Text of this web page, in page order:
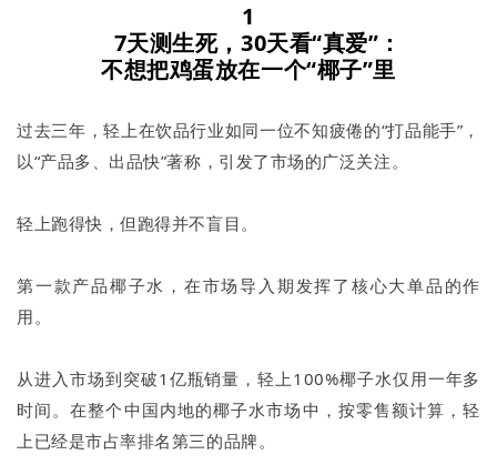
1
7天测生死，30天看“真爱”：
不想把鸡蛋放在一个“椰子”里
过去三年，轻上在饮品行业如同一位不知疲倦的“打品能手”，
以“产品多、出品快”著称，引发了市场的广泛关注。
轻上跑得快，但跑得并不盲目。
第一款产品椰子水，在市场导入期发挥了核心大单品的作
用。
从进入市场到突破1亿瓶销量，轻上100%椰子水仅用一年多
时间。在整个中国内地的椰子水市场中，按零售额计算，轻
上已经是市占率排名第三的品牌。